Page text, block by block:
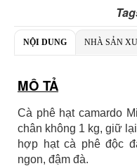
NỘI DUNG NHÀ SẢN
MÔ TẢ
Cà phê hạt camardo
chân không 1 kg, giữ
hợp hạt cà phê độc
ngon, đậm đà.